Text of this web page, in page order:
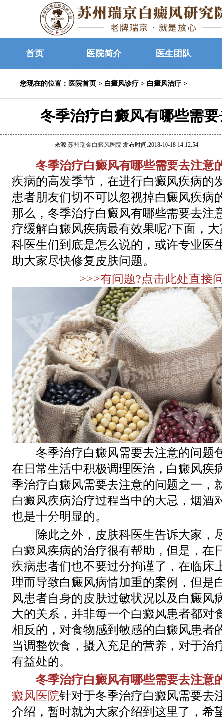
首页 医院简介 医生团队
您现在的位置： 医院首页 > 白癜风诊疗 > 白癜风治疗 >
冬季治疗白癜风有哪些需
来源:苏州瑞金白癜风医院 发布时间:2018-10-18 14:12:54
冬季治疗白癜风有哪些需要去注意
疾病的高发季节，在进行白癜风疾病的
患者朋友们切不可以忽视掉白癜风疾病
那么，冬季治疗白癜风有哪些需要去注
疗缓解白癜风疾病最有效果呢?下面，
科医生们到底是怎么说的，或许专业医
助大家尽快修复皮肤问题。
>>>有问题?点击此处直接
冬季治疗白癜风需要去注意的问题
在日常生活中积极调理医治，白癜风疾
季治疗白癜风需要去注意的问题之一，
白癜风疾病治疗过程当中的大忌，烟酒
也是十分明显的。
除此之外，皮肤科医生告诉大家，
白癜风疾病的治疗很有帮助，但是，在
疾病患者们也不要过分拘谨了，在临床
理而导致白癜风病情加重的案例，但是
风患者自身的皮肤过敏状况以及白癜风
大的关系，并非每一个白癜风患者都对
相反的，对食物感到敏感的白癜风患者
当调整饮食，摄入充足的营养，对于治
有益处的。
冬季治疗白癜风有哪些需要去注意
癜风医院针对于冬季治疗白癜风需要去
介绍，暂时就为大家介绍到这里了，希